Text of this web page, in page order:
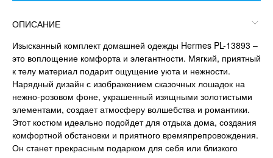
ОПИСАНИЕ
Изысканный комплект домашней одежды Hermes PL-13893 –
это воплощение комфорта и элегантности. Мягкий, приятный
к телу материал подарит ощущение уюта и нежности.
Нарядный дизайн с изображением сказочных лошадок на
нежно-розовом фоне, украшенный изящными золотистыми
элементами, создает атмосферу волшебства и романтики.
Этот костюм идеально подойдет для отдыха дома, создания
комфортной обстановки и приятного времяпрепровождения.
Он станет прекрасным подарком для себя или близкого